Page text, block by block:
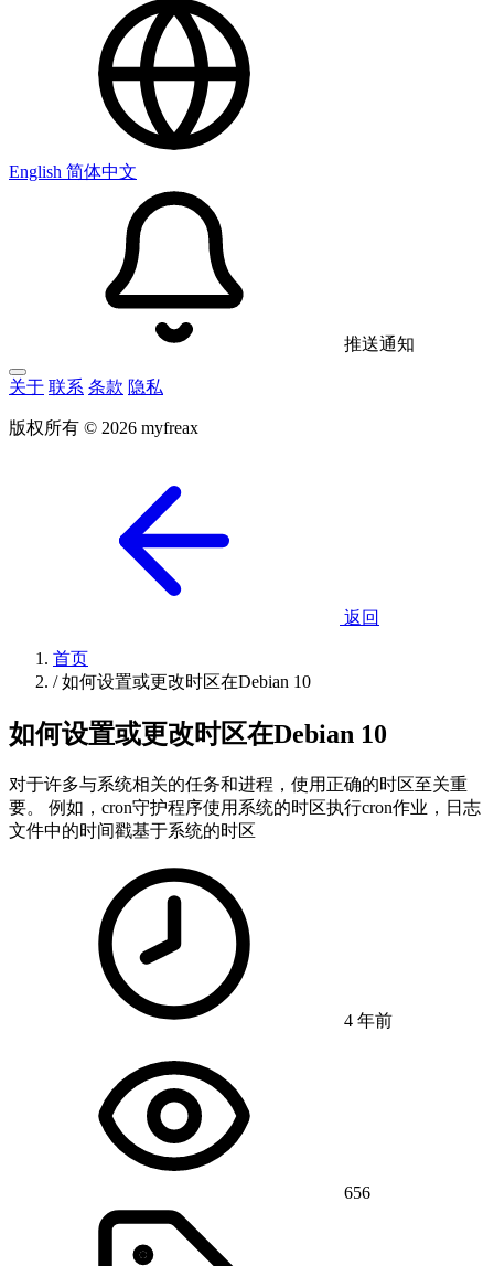
English 简体中文
推送通知
关于 联系 条款 隐私
版权所有 © 2026 myfreax
返回
首页
/ 如何设置或更改时区在Debian 10
如何设置或更改时区在Debian 10
对于许多与系统相关的任务和进程，使用正确的时区至关重
要。 例如，cron守护程序使用系统的时区执行cron作业，日志
文件中的时间戳基于系统的时区
4 年前
656